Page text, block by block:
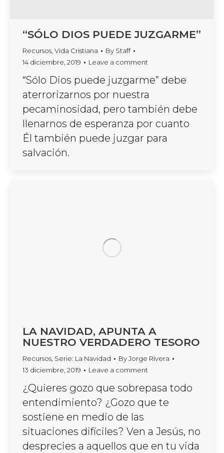
“SÓLO DIOS PUEDE JUZGARME”
Recursos Vida Cristiana By Staff
14 diciembre, 2019
Leave a comment
“Sólo Dios puede juzgarme” debe
aterrorizarnos por nuestra
pecaminosidad, pero también debe
llenarnos de esperanza por cuanto
Él también puede juzgar para
salvación.
LA NAVIDAD, APUNTA A
NUESTRO VERDADERO TESORO
Recursos Serie: La Navidad ByJorge Rivera
13 diciembre, 2019
Leave a comment
¿Quieres gozo que sobrepasa todo
entendimiento? ¿Gozo que te
sostiene en medio de las
situaciones difíciles? Ven a Jesús, no
desprecies a aquellos que en tu vida